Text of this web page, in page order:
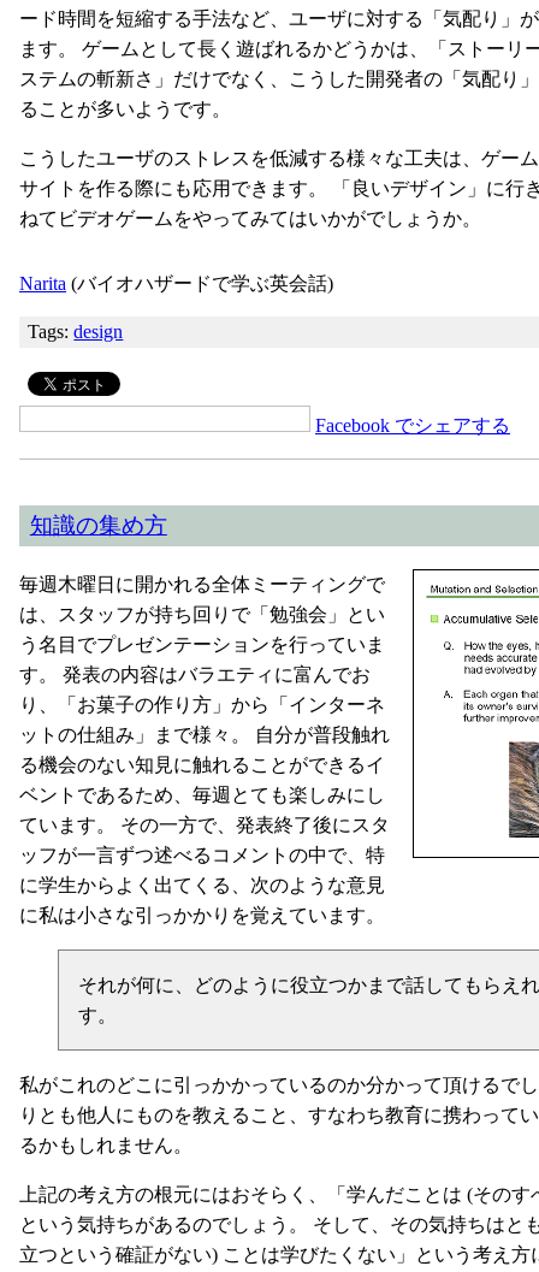
ード時間を短縮する手法など、ユーザに対する「気配り」
ます。 ゲームとして長く遊ばれるかどうかは、「ストーリ
ステムの斬新さ」だけでなく、こうした開発者の「気配り
ることが多いようです。
こうしたユーザのストレスを低減する様々な工夫は、ゲー
サイトを作る際にも応用できます。 「良いデザイン」に行
ねてビデオゲームをやってみてはいかがでしょうか。
Narita (バイオハザードで学ぶ英会話)
Tags:design
Facebook でシェアする
知識の集め方
毎週木曜日に開かれる全体ミーティングで
は、スタッフが持ち回りで「勉強会」とい
う名目でプレゼンテーションを行っていま
す。 発表の内容はバラエティに富んでお
り、「お菓子の作り方」から「インターネ
ットの仕組み」まで様々。 自分が普段触れ
る機会のない知見に触れることができるイ
ベントであるため、毎週とても楽しみにし
ています。 その一方で、発表終了後にスタ
ッフが一言ずつ述べるコメントの中で、特
に学生からよく出てくる、次のような意見
に私は小さな引っかかりを覚えています。
それが何に、どのように役立つかまで話してもらえ
す。
私がこれのどこに引っかかっているのか分かって頂けるで
りとも他人にものを教えること、すなわち教育に携わって
るかもしれません。
上記の考え方の根元にはおそらく、「学んだことは (その
という気持ちがあるのでしょう。 そして、その気持ちはと
立つという確証がない) ことは学びたくない」という考え